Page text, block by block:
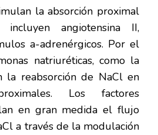
la absorción proximal
angiotensina II,
a-adrenérgicos. Por el
natriuréticas, como la
la reabsorción de NaCl en
Los factores
en gran medida el flujo
a través de la modulación